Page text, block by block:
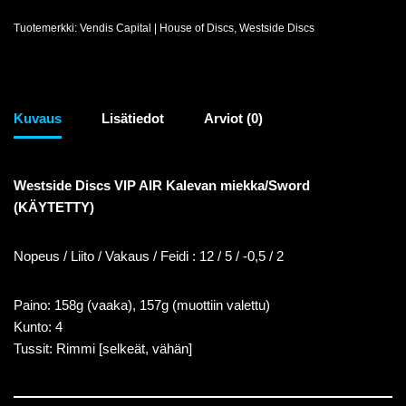
Tuotemerkki: Vendis Capital | House of Discs, Westside Discs
Kuvaus Lisätiedot Arviot (0)
Westside Discs VIP AIR Kalevan miekka/Sword
(KÄYTETTY)
Nopeus / Liito / Vakaus / Feidi : 12 / 5 / -0,5 / 2
Paino: 158g (vaaka), 157g (muottiin valettu)
Kunto: 4
Tussit: Rimmi [selkeät, vähän]